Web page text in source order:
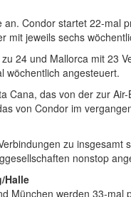
Condor startet 22-mal
mit jeweils sechs
24 und Mallorca mit 23
wöchentlich angesteuert.
Cana, das von der zur
von Condor im
zu insgesamt
nonstop
Halle
München werden 33-mal